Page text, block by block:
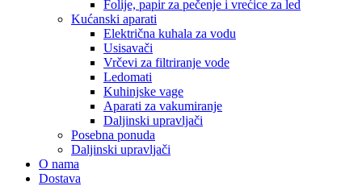
Folije, papir za pečenje i vrećice za led
Kućanski aparati
Električna kuhala za vodu
Usisavači
Vrčevi za filtriranje vode
Ledomati
Kuhinjske vage
Aparati za vakumiranje
Daljinski upravljači
Posebna ponuda
Daljinski upravljači
O nama
Dostava